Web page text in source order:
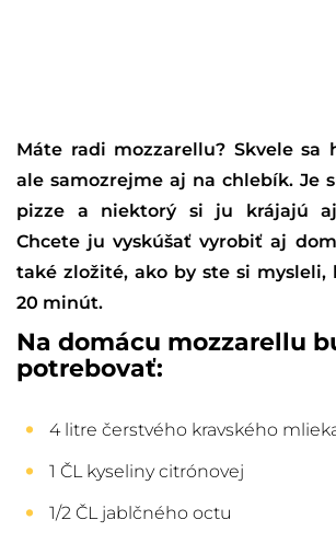
Máte radi mozzarellu? Skvele sa
ale samozrejme aj na chlebík. Je
pizze a niektorý si ju krájajú
Chcete ju vyskúšať vyrobiť aj
také zložité, ako by ste si mysleli,
20 minút.
Na domácu mozzarellu
potrebovať:
4 litre čerstvého kravského
1 ČL kyseliny citrónovej
1/2 ČL jablčného octu